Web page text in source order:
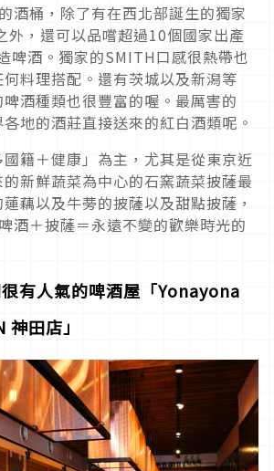
酒桶，除了有在西北部誕生的獨家
外，還可以品嚐超過10個國家出產
啤酒。獨家的SMITH口感很熱帶也
料理搭配。還有茨城以及新潟等
酒種類也很豐富的喔。最厲害的
地的酒莊直接送來的紅白酒類呢。
籍＋健康」為主，尤其是從東京近
新鮮蔬菜為中心的石窯蔬菜披薩最
藕以及牛蒡的披薩以及甜點披薩，
酒＋披薩＝永遠不變的歡樂時光的
有人氣的啤酒屋「Yonayona
田店」